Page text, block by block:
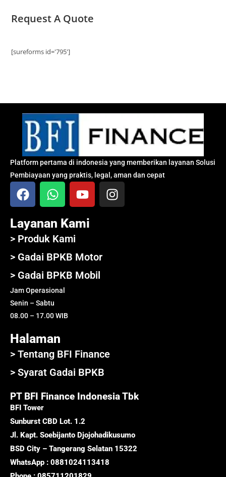
Request A Quote
[sureforms id='795']
Platform pertama di indonesia yang memberikan layanan Solusi
Pembiayaan yang praktis, legal, aman dan cepat
Layanan Kami
> Produk Kami
> Gadai BPKB Motor
> Gadai BPKB Mobil
Jam Operasional
Senin – Sabtu
08.00 – 17.00 WIB
Halaman
> Tentang BFI Finance
> Syarat Gadai BPKB
PT BFI Finance Indonesia Tbk
BFI Tower
Sunburst CBD Lot. 1.2
Jl. Kapt. Soebijanto Djojohadikusumo
BSD City – Tangerang Selatan 15322
WhatsApp : 0881024113418